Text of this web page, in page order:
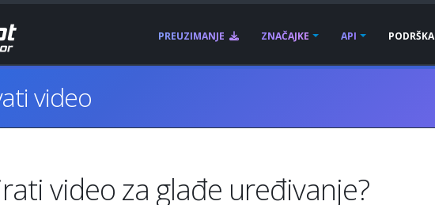
PREUZIMANJE ZNAČAJKE API PODRŠKA
video
video za glađe uređivanje?